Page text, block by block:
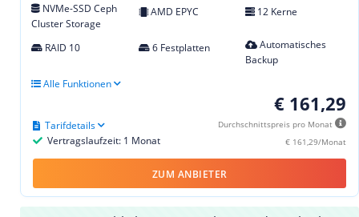
NVMe-SSD Ceph
Cluster Storage
AMD EPYC 12 Kerne
RAID 10 6 Festplatten
Automatisches
Backup
Alle Funktionen
€ 161,29
Durchschnittspreis pro Monat
€ 161,29/Monat
Vertragslaufzeit: 1 Monat
Tarifdetails
ZUM ANBIETER